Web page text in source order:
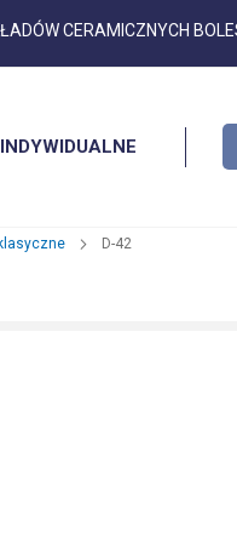
CERAMICZNYCH
D-42